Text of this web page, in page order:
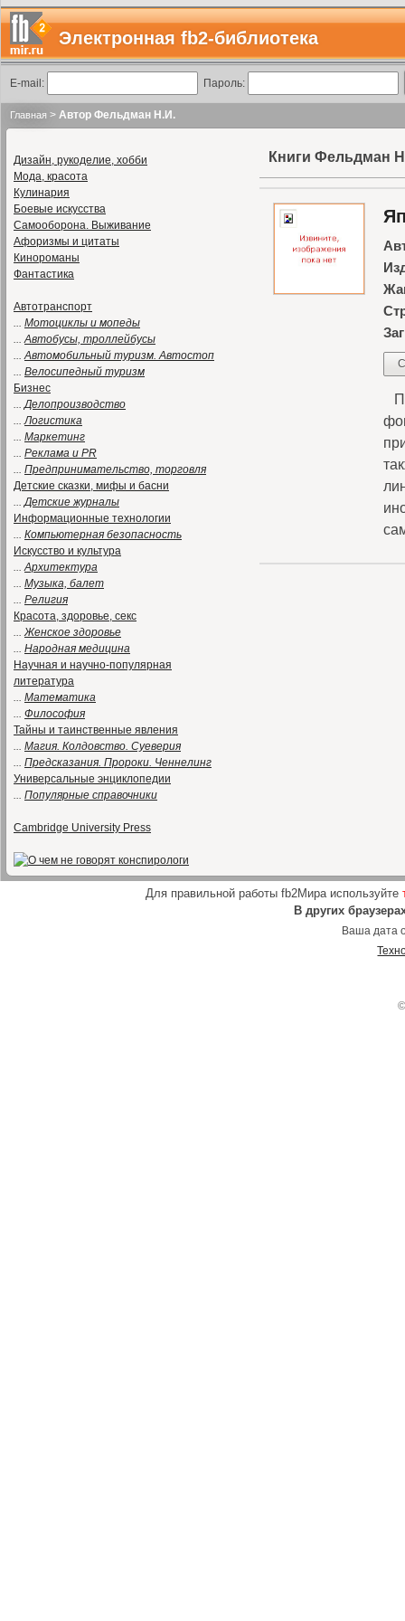
Электронная fb2-библиотека
E-mail: Пароль:
Главная > Автор Фельдман Н.И.
Дизайн, рукоделие, хобби
Мода, красота
Кулинария
Боевые искусства
Самооборона. Выживание
Афоризмы и цитаты
Кинороманы
Фантастика
Автотранспорт
... Мотоциклы и мопеды
...Автобусы, троллейбусы
...Автомобильный туризм. Автостоп
... Велосипедный туризм
Бизнес
...Делопроизводство
...Логистика
... Маркетинг
... Реклама и PR
... Предпринимательство, торговля
Детские сказки, мифы и басни
...Детские журналы
Информационные технологии
... Компьютерная безопасность
Искусство и культура
...Архитектура
... Музыка, балет
... Религия
Красота, здоровье, секс
...Женское здоровье
... Народная медицина
Научная и научно-популярная
литература
... Математика
... Философия
Тайны и таинственные явления
... Магия. Колдовство. Суеверия
... Предсказания. Пророки. Ченнелинг
Универсальные энциклопедии
... Популярные справочники
Cambridge University Press
Книги Фельдман
Для правильной работы fb2Мира используйте
В других
Ваша дата